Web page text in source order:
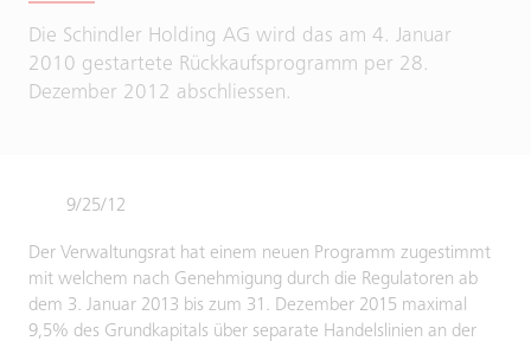
Die Schindler Holding AG wird das am 4. Januar
2010 gestartete Rückkaufsprogramm per 28.
Dezember 2012 abschliessen.
9/25/12
Der Verwaltungsrat hat einem neuen Programm zugestimmt
mit welchem nach Genehmigung durch die Regulatoren ab
dem 3. Januar 2013 bis zum 31. Dezember 2015 maximal
9,5% des Grundkapitals über separate Handelslinien an der